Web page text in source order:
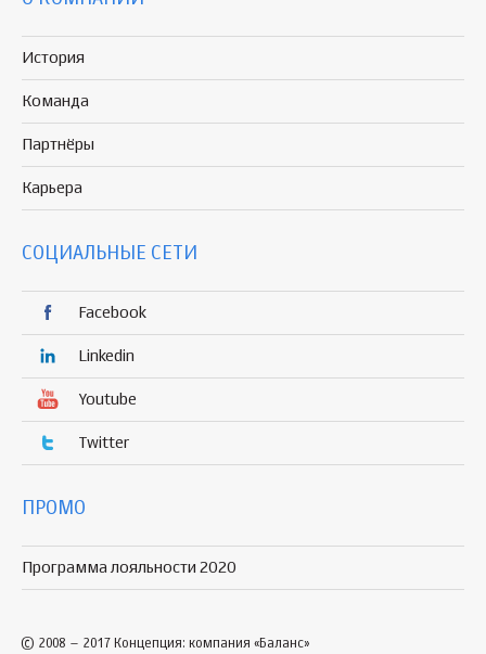
История
Команда
Партнёры
Карьера
СОЦИАЛЬНЫЕ СЕТИ
Facebook
Linkedin
Youtube
Twitter
ПРОМО
Программа лояльности 2020
© 2008 – 2017 Концепция: компания «Баланс»